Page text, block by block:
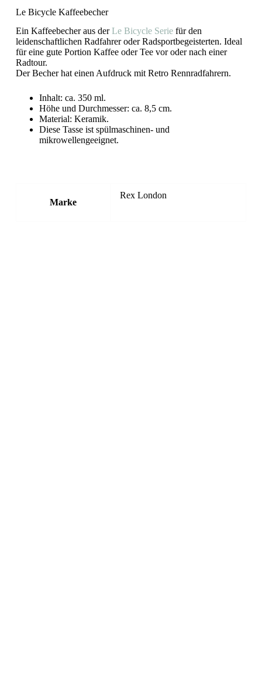
Le Bicycle Kaffeebecher
Ein Kaffeebecher aus derLe Bicycle Seriefür den
leidenschaftlichen Radfahrer oder Radsportbegeisterten. Ideal
für eine gute Portion Kaffee oder Tee vor oder nach einer
Radtour.
Der Becher hat einen Aufdruck mit Retro Rennradfahrern.
Inhalt: ca. 350 ml.
Höhe und Durchmesser: ca. 8,5 cm.
Material: Keramik.
Diese Tasse ist spülmaschinen- und
mikrowellengeeignet.
Marke
Rex London